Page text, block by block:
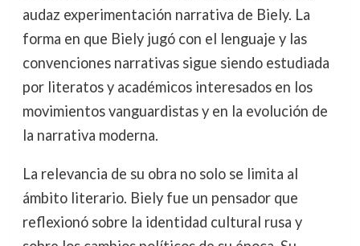
audaz experimentación narrativa de Biely. La
forma en que Biely jugó con el lenguaje y las
convenciones narrativas sigue siendo estudiada
por literatos y académicos interesados en los
movimientos vanguardistas y en la evolución de
la narrativa moderna.
La relevancia de su obra no solo se limita al
ámbito literario. Biely fue un pensador que
reflexionó sobre la identidad cultural rusa y